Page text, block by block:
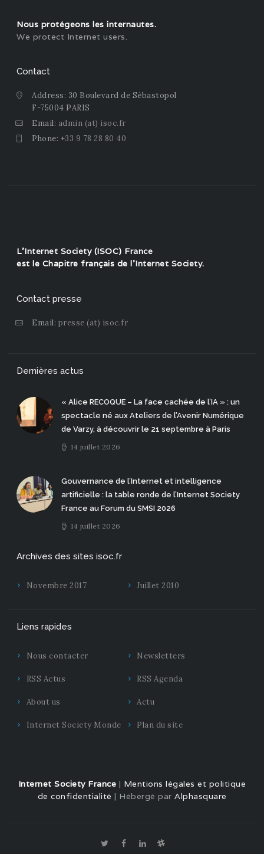
Nous protégeons les internautes.
We protect Internet users.
Contact
Address: 30 Boulevard de Sébastopol
F-75004 PARIS
Email: admin (at) isoc.fr
Phone: +33 9 78 28 80 40
L'Internet Society (ISOC) France
est le Chapitre français de l'Internet Society.
Contact presse
Email: presse (at) isoc.fr
Dernières actus
« Alice RECOQUE – La face cachée de l’IA » : un
spectacle né aux Ateliers de l’Avenir Numérique
de Varzy, à découvrir le 21 septembre à Paris
14 juillet 2026
Gouvernance de l’Internet et intelligence
artificielle : la table ronde de l’Internet Society
France au Forum du SMSI 2026
14 juillet 2026
Archives des sites isoc.fr
Novembre 2017 Juillet 2010
Liens rapides
Nous contacter Newsletters
RSS Actus RSS Agenda
About us Actu
Internet Society Monde Plan du site
Internet Society France | Mentions légales et politique
de confidentialité | Hébergé par Alphasquare